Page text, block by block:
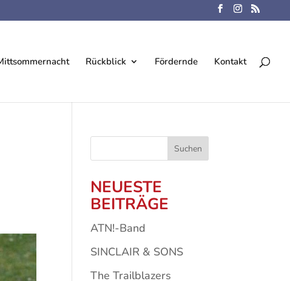
Rückblick Fördernde Kontakt
Suchen
NEUESTE
BEITRÄGE
ATN!-Band
SINCLAIR & SONS
The Trailblazers